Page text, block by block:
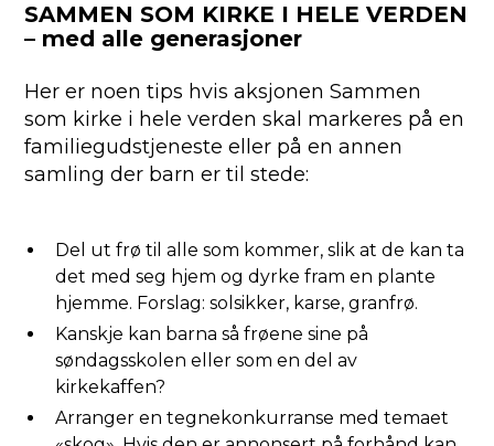
SAMMEN SOM KIRKE I HELE VERDEN
– med alle generasjoner
Her er noen tips hvis aksjonen Sammen
som kirke i hele verden skal markeres på en
familiegudstjeneste eller på en annen
samling der barn er til stede:
Del ut frø til alle som kommer, slik at de kan ta
det med seg hjem og dyrke fram en plante
hjemme. Forslag: solsikker, karse, granfrø.
Kanskje kan barna så frøene sine på
søndagsskolen eller som en del av
kirkekaffen?
Arranger en tegnekonkurranse med temaet